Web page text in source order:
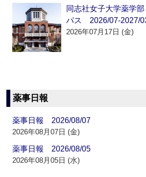
同志社女子大学薬学
パス 2026/07-2027/
2026年07月17日 (金)
薬事日報
薬事日報 2026/08/07
2026年08月07日 (金)
薬事日報 2026/08/05
2026年08月05日 (水)